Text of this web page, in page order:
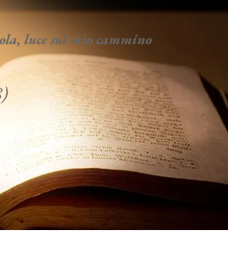
luce sul mio cammino